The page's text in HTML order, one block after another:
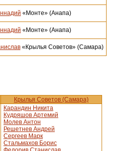
«Монте» (Анапа)
«Монте» (Анапа)
«Крылья Советов» (Самара)
Крылья Советов (Самара)
Карандин Никита
Кудряшов Артемий
Молев Антон
Решетнев Андрей
Сергеев Марк
Стальмахов Борис